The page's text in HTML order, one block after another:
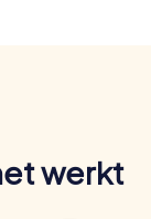
werkt